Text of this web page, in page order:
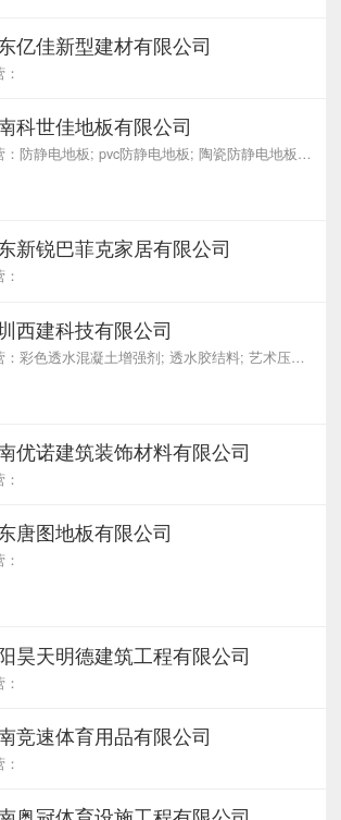
亿佳新型建材有限公司
科世佳地板有限公司
主营：防静电地板; pvc防静电地板; 陶瓷防静电地板; 硫酸钙防静电地板; 铝合金防静电地板
新锐巴菲克家居有限公司
西建科技有限公司
主营：彩色透水混凝土增强剂; 透水胶结料; 艺术压模地坪; mma彩色路面; mma沥青改色
优诺建筑装饰材料有限公司
唐图地板有限公司
昊天明德建筑工程有限公司
竞速体育用品有限公司